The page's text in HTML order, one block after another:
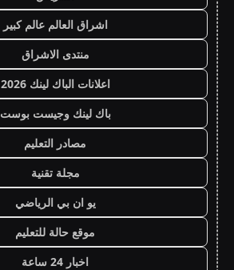
اشراق العالم عالم كبير
منتدى الاشراق
اعلانات الباك لينك 2026
باك لينك وجيست بوست
مصادر التعليم
مجلة تقنية
يو ان بي الرياضي
موقع حالة للتعليم
اخبار 24 ساعة